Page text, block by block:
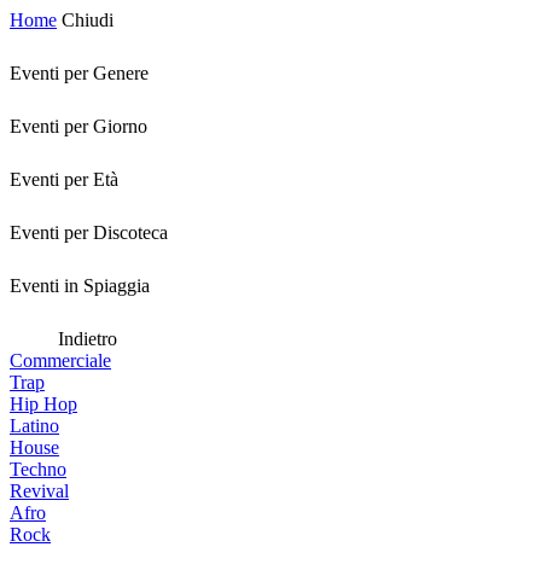
Home Chiudi
Eventi per Genere
Eventi per Giorno
Eventi per Età
Eventi per Discoteca
Eventi in Spiaggia
Indietro
Commerciale
Trap
Hip Hop
Latino
House
Techno
Revival
Afro
Rock